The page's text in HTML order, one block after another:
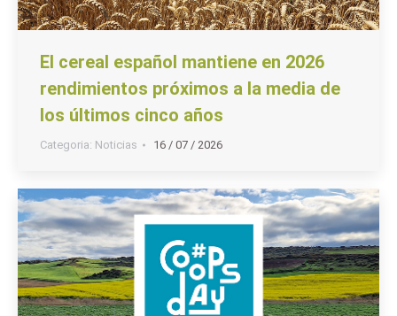
El cereal español mantiene en 2026
rendimientos próximos a la media de
los últimos cinco años
Categoria: Noticias 16 / 07 / 2026